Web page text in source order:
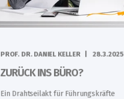
PROF. DR. DANIEL KELLER 28.3.2025
ZURÜCK INS BÜRO?
Ein Drahtseilakt für Führungskräfte